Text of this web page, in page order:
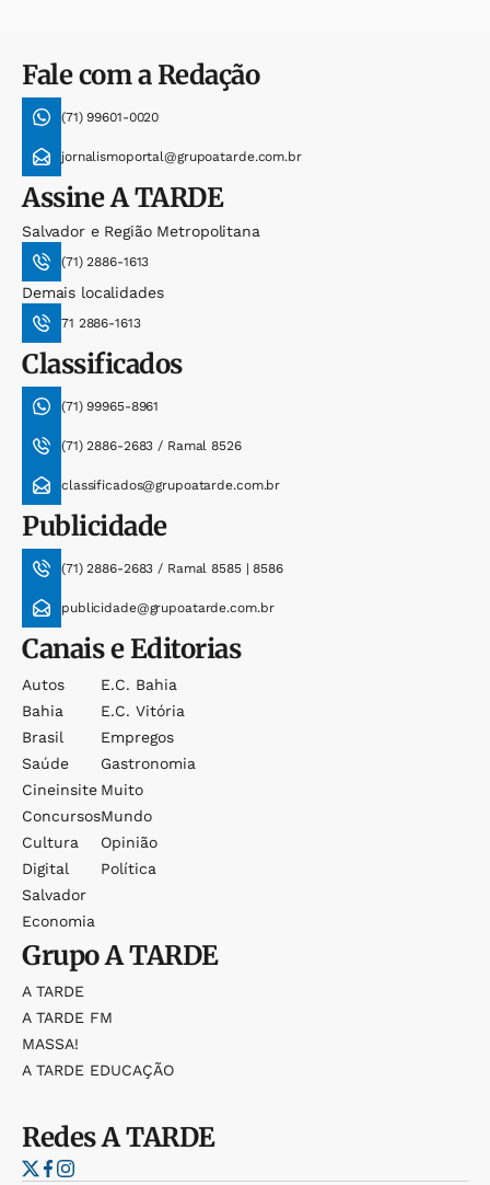
Fale com a Redação
(71) 99601-0020
jornalismoportal@grupoatarde.com.br
AssineA TARDE
Salvador e Região Metropolitana
(71) 2886-1613
Demais localidades
71 2886-1613
Classificados
(71) 99965-8961
(71) 2886-2683 / Ramal 8526
classificados@grupoatarde.com.br
Publicidade
(71) 2886-2683 / Ramal 8585 | 8586
publicidade@grupoatarde.com.br
Canais e Editorias
Autos
Bahia
Brasil
Saúde
Cineinsite
Concursos
Cultura
Digital
Salvador
Economia
E.c. Bahia
E.c. Vitória
Empregos
Gastronomia
Muito
Mundo
Opinião
Política
GrupoA TARDE
A TARDE
A TARDE FM
MASSA!
A TARDE EDUCAÇÃO
RedesA TARDE